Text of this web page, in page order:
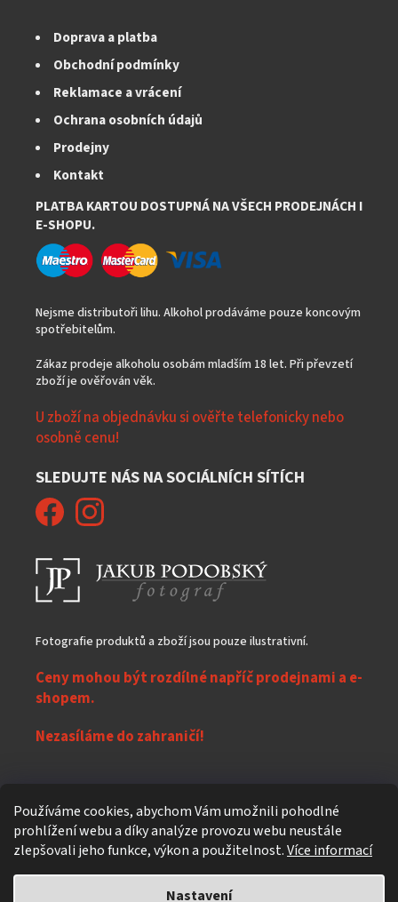
Používáme cookies, abychom Vám umožnili pohodlné
prohlížení webu a díky analýze provozu webu neustále
zlepšovali jeho funkce, výkon a použitelnost.Více informací
Nastavení
Doprava a platba
Obchodní podmínky
Reklamace a vrácení
Ochrana osobních údajů
Prodejny
Kontakt
PLATBA KARTOU DOSTUPNÁ NA VŠECH PRODEJNÁCH I
E-SHOPU.
Nejsme distributoři lihu. Alkohol prodáváme pouze koncovým
spotřebitelům.
Zákaz prodeje alkoholu osobám mladším 18 let. Při převzetí
zboží je ověřován věk.
U zboží na objednávku si ověřte telefonicky nebo
osobně cenu!
SLEDUJTE NÁS NA SOCIÁLNÍCH SÍTÍCH
Fotografie produktů a zboží jsou pouze ilustrativní.
Ceny mohou být rozdílné napříč prodejnami a e-
shopem.
Nezasíláme do zahraničí!
Vytvořil Shoptet